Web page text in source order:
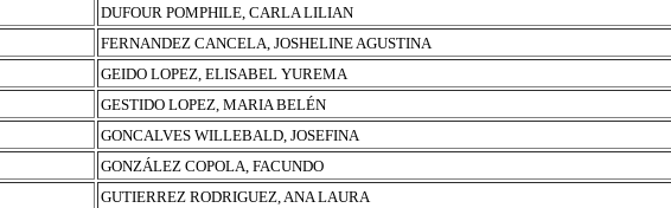
DUFOUR POMPHILE, CARLA LILIAN
FERNANDEZ CANCELA, JOSHELINE AGUSTINA
GEIDO LOPEZ, ELISABEL YUREMA
GESTIDO LOPEZ, MARIA BELÉN
GONCALVES WILLEBALD, JOSEFINA
GONZÁLEZ COPOLA, FACUNDO
GUTIERREZ RODRIGUEZ, ANA LAURA